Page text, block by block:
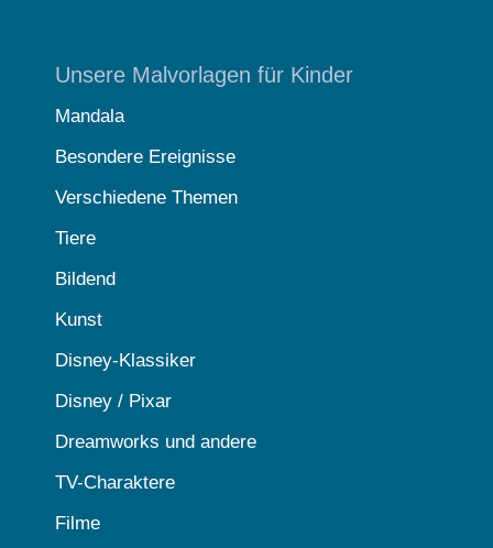
Unsere Malvorlagen für Kinder
Mandala
Besondere Ereignisse
Verschiedene Themen
Tiere
Bildend
Kunst
Disney-Klassiker
Disney / Pixar
Dreamworks und andere
TV-Charaktere
Filme